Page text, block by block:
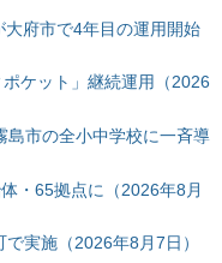
府市で4年目の運用開始
ケット」継続運用（2026
島市の全小中学校に一斉導
・65拠点に（2026年8月
実施（2026年8月7日）